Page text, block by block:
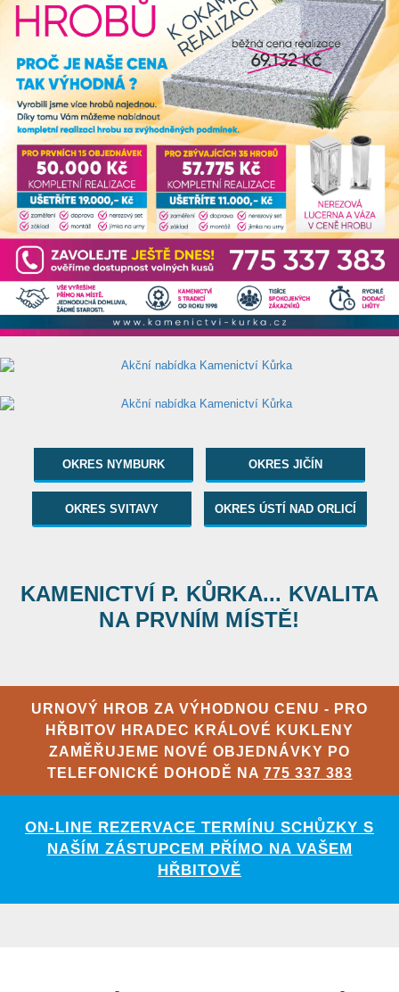
OKRES NYMBURK OKRES JIČÍN
OKRES SVITAVY OKRES ÚSTÍ NAD ORLICÍ
KAMENICTVÍ P. KŮRKA... KVALITA
NA PRVNÍM MÍSTĚ!
URNOVÝ HROB ZA VÝHODNOU CENU - PRO
HŘBITOV HRADEC KRÁLOVÉ KUKLENY
ZAMĚŘUJEME NOVÉ OBJEDNÁVKY PO
TELEFONICKÉ DOHODĚ NA 775 337 383
ON-LINE REZERVACE TERMÍNU SCHŮZKY S
NAŠÍM ZÁSTUPCEM PŘÍMO NA VAŠEM
HŘBITOVĚ